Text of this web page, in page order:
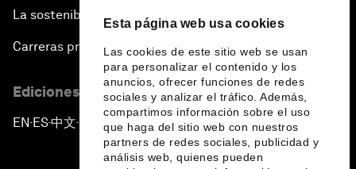
Esta página web usa cookies
Las cookies de este sitio web se usan
para personalizar el contenido y los
anuncios, ofrecer funciones de redes
sociales y analizar el tráfico. Además,
compartimos información sobre el uso
que haga del sitio web con nuestros
partners de redes sociales, publicidad y
análisis web, quienes pueden
La sostenibilidad en el Foro
Carreras profesionales
Ediciones en otros idiomas
EN ▪ ES▪中文▪ 日本語